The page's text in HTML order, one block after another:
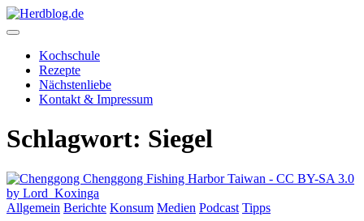
Skip
to
Herdblog.de
Kochschule
Rezepte
Nächstenliebe
Kontakt & Impressum
Schlagwort: Siegel
Allgemein Berichte Konsum Medien Podcast Tipps